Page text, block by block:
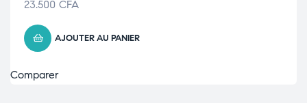
23.500 CFA
AJOUTER AU PANIER
Comparer